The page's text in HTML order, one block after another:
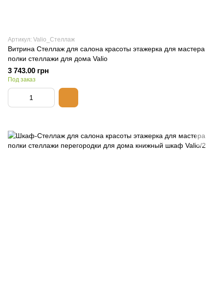
Артикул: Valio_Стеллаж
Витрина Стеллаж для салона красоты этажерка для мастера
полки стеллажи для дома Valio
3 743.00 грн
Под заказ